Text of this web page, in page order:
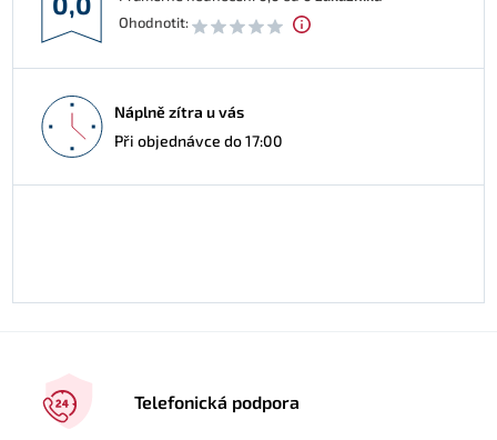
Ohodnotit:
Náplně zítra u vás
Při objednávce do 17:00
Telefonická podpora